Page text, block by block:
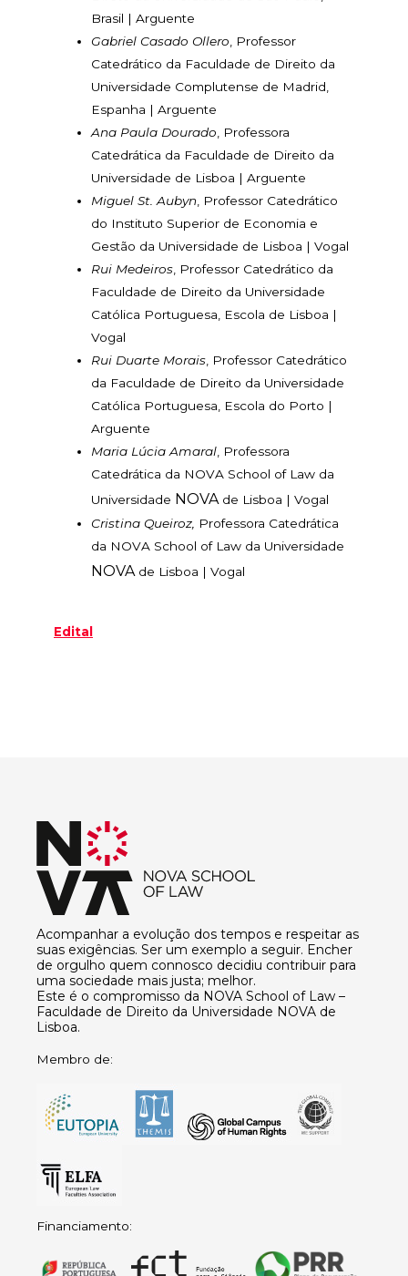
Brasil | Arguente
Gabriel Casado Ollero , Professor
Catedrático da Faculdade de Direito da
Universidade Complutense de Madrid,
Espanha | Arguente
Ana Paula Dourado , Professora
Catedrática da Faculdade de Direito da
Universidade de Lisboa | Arguente
Miguel St. Aubyn , Professor Catedrático
do Instituto Superior de Economia e
Gestão da Universidade de Lisboa | Vogal
Rui Medeiros , Professor Catedrático da
Faculdade de Direito da Universidade
Católica Portuguesa, Escola de Lisboa |
Vogal
Rui Duarte Morais , Professor Catedrático
da Faculdade de Direito da Universidade
Católica Portuguesa, Escola do Porto |
Arguente
Maria Lúcia Amaral , Professora
Catedrática da NOVA School of Law da
Universidade NOVA de Lisboa | Vogal
Cristina Queiroz, Professora Catedrática
da NOVA School of Law da Universidade
NOVA de Lisboa | Vogal
Edital
Acompanhar a evolução dos tempos e respeitar as
suas exigências. Ser um exemplo a seguir. Encher
de orgulho quem connosco decidiu contribuir para
uma sociedade mais justa; melhor.
Este é o compromisso da NOVA School of Law –
Faculdade de Direito da Universidade NOVA de
Lisboa.
Membro de:
Financiamento: